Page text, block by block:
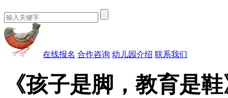
在线报名 合作咨询 幼儿园介绍 联系我们
《孩子是脚，教育是